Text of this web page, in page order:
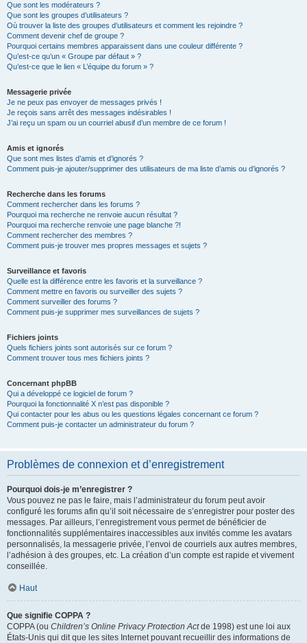
Que sont les modérateurs ?
Que sont les groupes d’utilisateurs ?
Où trouver la liste des groupes d’utilisateurs et comment les rejoindre ?
Comment devenir chef de groupe ?
Pourquoi certains membres apparaissent dans une couleur différente ?
Qu’est-ce qu’un « Groupe par défaut » ?
Qu’est-ce que le lien « L’équipe du forum » ?
Messagerie privée
Je ne peux pas envoyer de messages privés !
Je reçois sans arrêt des messages indésirables !
J’ai reçu un spam ou un courriel abusif d’un membre de ce forum !
Amis et ignorés
Que sont mes listes d’amis et d’ignorés ?
Comment puis-je ajouter/supprimer des utilisateurs de ma liste d’amis ou d’ignorés ?
Recherche dans les forums
Comment rechercher dans les forums ?
Pourquoi ma recherche ne renvoie aucun résultat ?
Pourquoi ma recherche renvoie une page blanche ?!
Comment rechercher des membres ?
Comment puis-je trouver mes propres messages et sujets ?
Surveillance et favoris
Quelle est la différence entre les favoris et la surveillance ?
Comment mettre en favoris ou surveiller des sujets ?
Comment surveiller des forums ?
Comment puis-je supprimer mes surveillances de sujets ?
Fichiers joints
Quels fichiers joints sont autorisés sur ce forum ?
Comment trouver tous mes fichiers joints ?
Concernant phpBB
Qui a développé ce logiciel de forum ?
Pourquoi la fonctionnalité X n’est pas disponible ?
Qui contacter pour les abus ou les questions légales concernant ce forum ?
Comment puis-je contacter un administrateur du forum ?
Problèmes de connexion et d’enregistrement
Pourquoi dois-je m’enregistrer ?
Vous pouvez ne pas le faire, mais l’administrateur du forum peut avoir
configuré les forums afin qu’il soit nécessaire de s’enregistrer pour poster des
messages. Par ailleurs, l’enregistrement vous permet de bénéficier de
fonctionnalités supplémentaires inaccessibles aux invités comme les avatars
personnalisés, la messagerie privée, l’envoi de courriels aux autres membres,
l’adhésion à des groupes, etc. La création d’un compte est rapide et vivement
conseillée.
Haut
Que signifie COPPA ?
COPPA (ou Children’s Online Privacy Protection Actde 1998) est une loi aux
États-Unis qui dit que les sites Internet pouvant recueillir des informations de